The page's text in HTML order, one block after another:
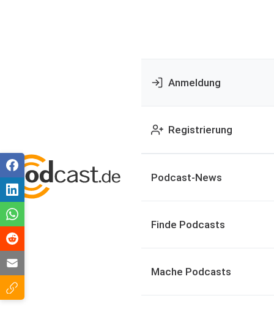
Anmeldung
Registrierung
Podcast-News
Finde Podcasts
Mache Podcasts